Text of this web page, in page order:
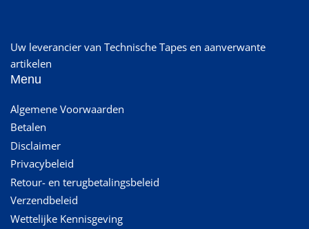
Uw leverancier van Technische Tapes en aanverwante
artikelen
Menu
Algemene Voorwaarden
Betalen
Disclaimer
Privacybeleid
Retour- en terugbetalingsbeleid
Verzendbeleid
Wettelijke Kennisgeving